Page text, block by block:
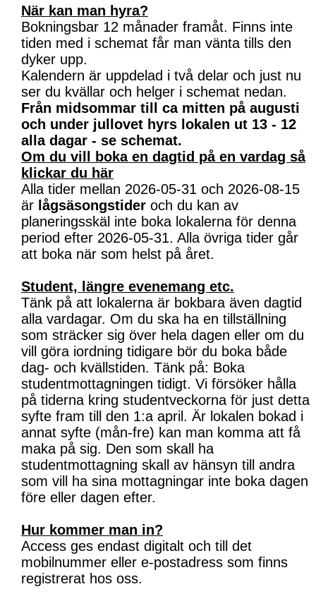
När kan man hyra?
Bokningsbar 12 månader framåt. Finns inte
tiden med i schemat får man vänta tills den
dyker upp.
Kalendern är uppdelad i två delar och just nu
ser du kvällar och helger i schemat nedan.
Från midsommar till ca mitten på augusti
och under jullovet hyrs lokalen ut 13 - 12
alla dagar - se schemat.
Om du vill boka en dagtid på en vardag så
klickar du här
Alla tider mellan 2026-05-31 och 2026-08-15
är lågsäsongstider och du kan av
planeringsskäl inte boka lokalerna för denna
period efter 2026-05-31. Alla övriga tider går
att boka när som helst på året.
Student, längre evenemang etc.
Tänk på att lokalerna är bokbara även dagtid
alla vardagar. Om du ska ha en tillställning
som sträcker sig över hela dagen eller om du
vill göra iordning tidigare bör du boka både
dag- och kvällstiden. Tänk på: Boka
studentmottagningen tidigt. Vi försöker hålla
på tiderna kring studentveckorna för just detta
syfte fram till den 1:a april. Är lokalen bokad i
annat syfte (mån-fre) kan man komma att få
maka på sig. Den som skall ha
studentmottagning skall av hänsyn till andra
som vill ha sina mottagningar inte boka dagen
före eller dagen efter.
Hur kommer man in?
Access ges endast digitalt och till det
mobilnummer eller e-postadress som finns
registrerat hos oss.